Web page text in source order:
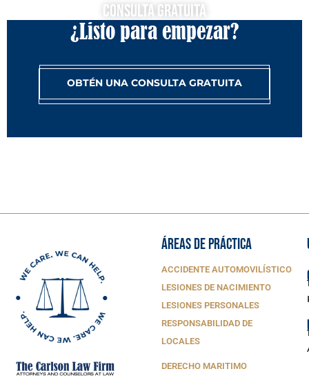
Consulta Gratuita
¿Listo para empezar?
OBTÉN UNA CONSULTA GRATUITA
ÁREAS DE PRÁCTICA
ACCIDENTE AUTOMOVILÍSTICO
LESIONES DE NACIMIENTO
LESIONES PERSONALES
RESPONSABILIDAD DE
LOCALES
DERECHO MARITIMO